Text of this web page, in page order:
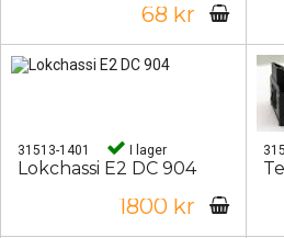
68 kr
31513-1401 I lager
Lokchassi E2 DC 904
1800 kr